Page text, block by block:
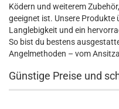
Ködern und weiterem
geeignet ist. Unsere Produkte
Langlebigkeit und ein
So bist du bestens
Angelmethoden – vom
Günstige Preise und